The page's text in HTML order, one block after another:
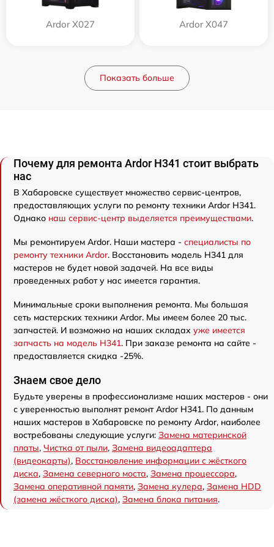
Ardor X027 Ardor X047
Показать больше
Почему для ремонта Ardor H341 стоит выбрать
нас
В Хабаровске существует множество сервис-центров,
предоставляющих услуги по ремонту техники Ardor H341.
Однако наш сервис-центр выделяется преимуществами.
Мы ремонтируем Ardor. Наши мастера - специалисты по
ремонту техники Ardor. Восстановить модель H341 для
мастеров не будет новой задачей. На все виды
проведенных работ у нас имеется гарантия.
Минимальные сроки выполнения ремонта. Мы большая
сеть мастерских техники Ardor. Мы имеем более 20 тыс.
запчастей. И возможно на наших складах уже имеется
запчасть на модель H341. При заказе ремонта на сайте -
предоставляется скидка -25%.
Знаем свое дело
Будьте уверены в профессионализме наших мастеров - они
с уверенностью выполнят ремонт Ardor H341. По данным
наших мастеров в Хабаровске по ремонту Ardor, наиболее
востребованы следующие услуги: Замена материнской
платы, Чистка от пыли, Замена видеоадаптера
(видеокарты), Восстановление информации с жёсткого
диска, Замена северного моста, Замена процессора,
Замена оперативной памяти, Замена кулера, Замена HDD
(замена жёсткого диска), Замена блока питания.